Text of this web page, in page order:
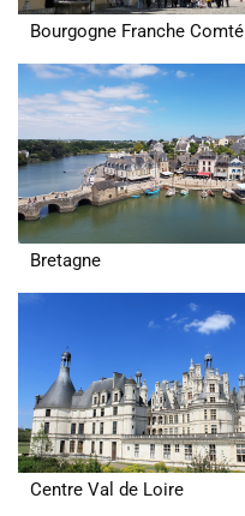
Bourgogne Franche Comté
Bretagne
Centre Val de Loire